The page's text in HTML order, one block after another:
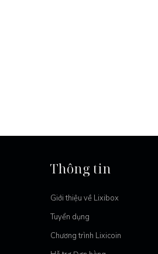
Thông tin
Giới thiệu về Lixibox
Tuyển dụng
Chương trình Lixicoin